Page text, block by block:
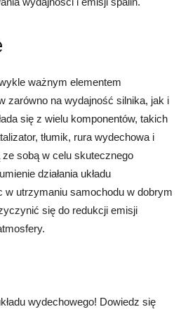
ważnym elementem
zarówno na wydajność silnika, jak i
się z wielu komponentów, takich
tłumik, rura wydechowa i
ze sobą w celu skutecznego
działania układu
w utrzymaniu samochodu w dobrym
się do redukcji emisji
wydechowego! Dowiedz się